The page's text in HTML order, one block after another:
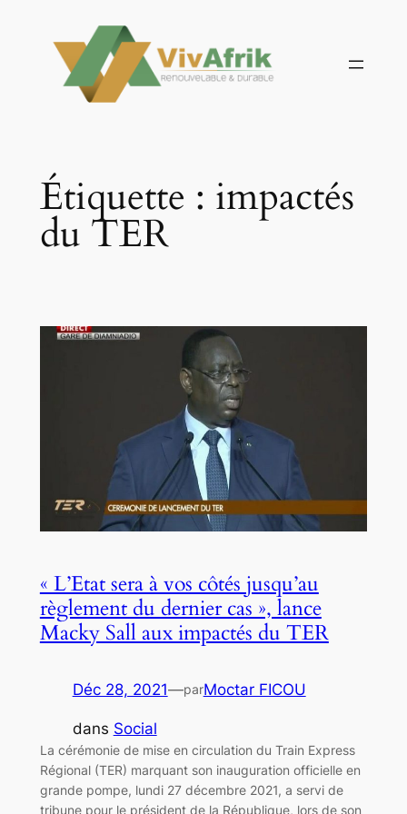
contenu
Étiquette : impactés
du TER
« L’Etat sera à vos côtés jusqu’au
règlement du dernier cas », lance
Macky Sall aux impactés du TER
Déc 28, 2021—parMoctar FICOU
dans Social
La cérémonie de mise en circulation du Train Express
Régional (TER) marquant son inauguration officielle en
grande pompe, lundi 27 décembre 2021, a servi de
tribune pour le président de la République, lors de son